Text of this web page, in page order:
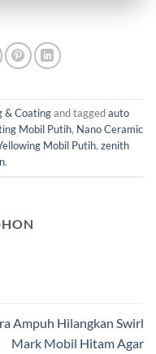
& Coatingand taggedauto
Mobil Putih, Nano Ceramic
Mobil Putih, zenith
.
Ampuh Hilangkan Swirl
Mark Mobil Hitam Agar